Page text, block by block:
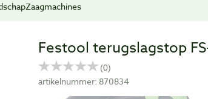
Zaagmachines
Festool terugslagstop
artikelnummer: 870834